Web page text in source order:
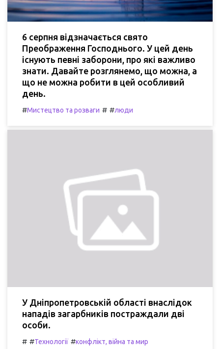
6 серпня відзначається свято
Преображення Господнього. У цей день
існують певні заборони, про які важливо
знати. Давайте розглянемо, що можна, а
що не можна робити в цей особливий
день.
#Мистецтво та розваги # #люди
У Дніпропетровській області внаслідок
нападів загарбників постраждали дві
особи.
# #Технології #конфлікт, війна та мир